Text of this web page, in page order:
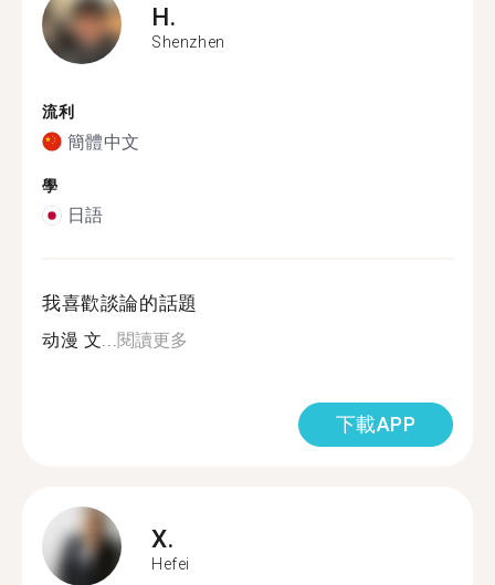
H.
Shenzhen
流利
簡體中文
學
日語
我喜歡談論的話題
动漫 文...閱讀更多
下載APP
X.
Hefei